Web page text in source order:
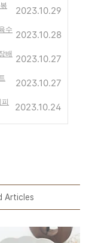
2023.10.29
수 2023.10.28
배 2023.10.27
2023.10.27
2023.10.24
Articles